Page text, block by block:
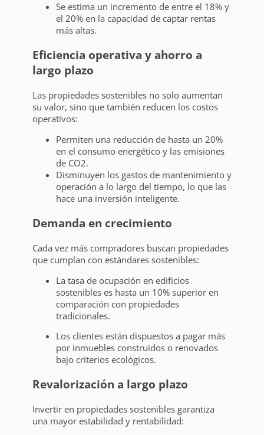
Se estima un incremento de entre el 18% y
el 20% en la capacidad de captar rentas
más altas.
Eficiencia operativa y ahorro a
largo plazo
Las propiedades sostenibles no solo aumentan
su valor, sino que también reducen los costos
operativos:
Permiten una reducción de hasta un 20%
en el consumo energético y las emisiones
de CO2.
Disminuyen los gastos de mantenimiento y
operación a lo largo del tiempo, lo que las
hace una inversión inteligente.
Demanda en crecimiento
Cada vez más compradores buscan propiedades
que cumplan con estándares sostenibles:
La tasa de ocupación en edificios
sostenibles es hasta un 10% superior en
comparación con propiedades
tradicionales.
Los clientes están dispuestos a pagar más
por inmuebles construidos o renovados
bajo criterios ecológicos.
Revalorización a largo plazo
Invertir en propiedades sostenibles garantiza
una mayor estabilidad y rentabilidad: